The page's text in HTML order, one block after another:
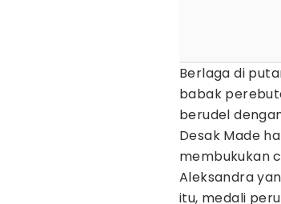
Berlaga di
babak
berudel
Desak Made
membukukan
Aleksandra
itu, medali